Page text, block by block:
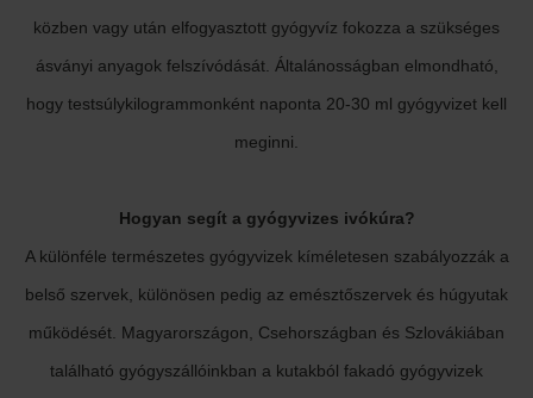
közben vagy után elfogyasztott gyógyvíz fokozza a szükséges
ásványi anyagok felszívódását. Általánosságban elmondható,
hogy testsúlykilogrammonként naponta 20-30 ml gyógyvizet kell
meginni.
Hogyan segít a gyógyvizes ivókúra?
A különféle természetes gyógyvizek kíméletesen szabályozzák a
belső szervek, különösen pedig az emésztőszervek és húgyutak
működését. Magyarországon, Csehországban és Szlovákiában
található gyógyszállóinkban a kutakból fakadó gyógyvizek